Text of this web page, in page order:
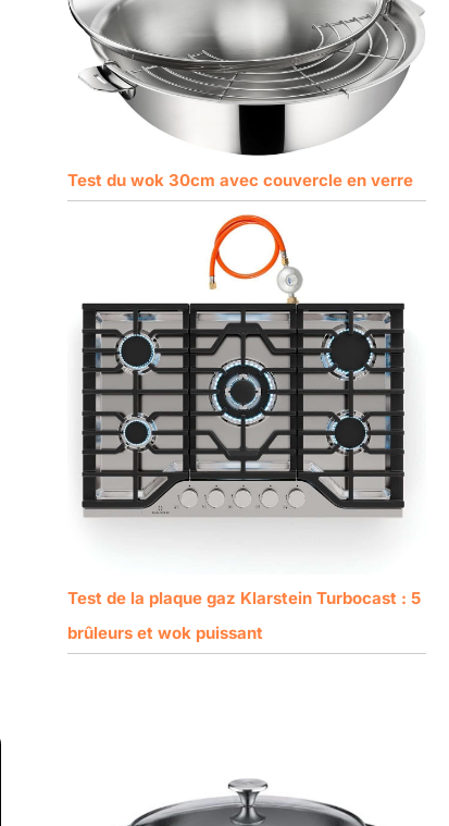
Test du wok 30cm avec couvercle en verre
Test de la plaque gaz Klarstein Turbocast : 5
brûleurs et wok puissant